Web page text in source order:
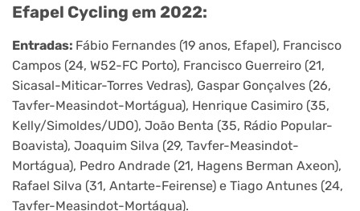
Efapel Cycling em 2022:
Entradas: Fábio Fernandes (19 anos, Efapel), Francisco
Campos (24, W52-FC Porto), Francisco Guerreiro (21,
Sicasal-Miticar-Torres Vedras), Gaspar Gonçalves (26,
Tavfer-Measindot-Mortágua), Henrique Casimiro (35,
Kelly/Simoldes/UDO), João Benta (35, Rádio Popular-
Boavista), Joaquim Silva (29, Tavfer-Measindot-
Mortágua), Pedro Andrade (21, Hagens Berman Axeon),
Rafael Silva (31, Antarte-Feirense) e Tiago Antunes (24,
Tavfer-Measindot-Mortágua).